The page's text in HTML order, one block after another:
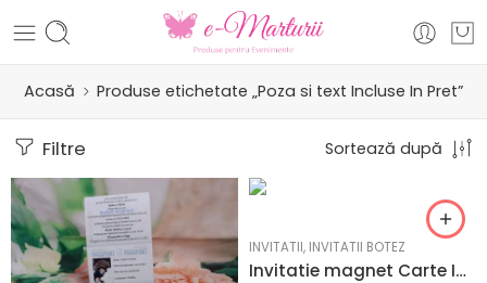
Acasă Produse etichetate „Poza si text Incluse In Pret”
Filtre Sortează după
INVITATII, INVITATII BOTEZ
Invitatie magnet Carte Identitate 10 x 15 cm